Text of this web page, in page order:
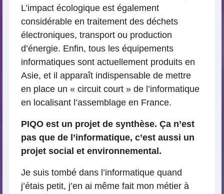
L’impact écologique est également
considérable en traitement des déchets
électroniques, transport ou production
d’énergie. Enfin, tous les équipements
informatiques sont actuellement produits en
Asie, et il apparaît indispensable de mettre
en place un « circuit court » de l’informatique
en localisant l’assemblage en France.
PIQO est un projet de synthèse. Ça n’est
pas que de l’informatique, c’est aussi un
projet social et environnemental.
Je suis tombé dans l’informatique quand
j’étais petit, j’en ai même fait mon métier à